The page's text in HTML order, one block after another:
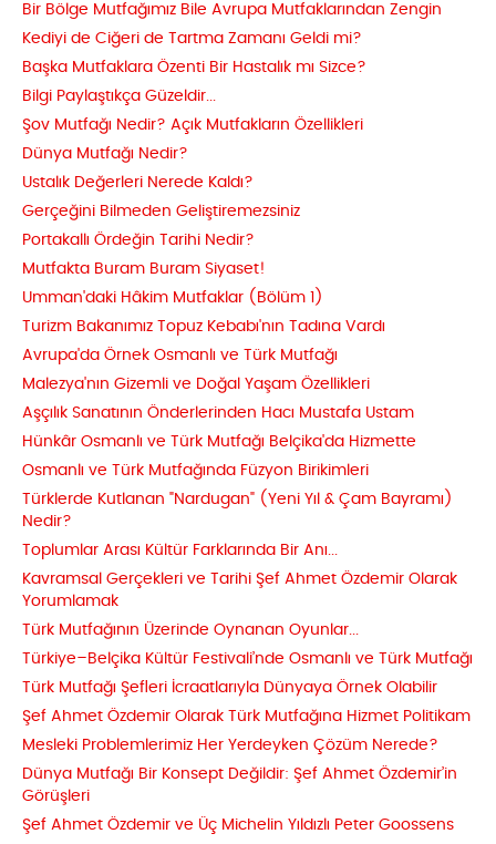
Bir Bölge Mutfağımız Bile Avrupa Mutfaklarından Zengin
Kediyi de Ciğeri de Tartma Zamanı Geldi mi?
Başka Mutfaklara Özenti Bir Hastalık mı Sizce?
Bilgi Paylaştıkça Güzeldir...
Şov Mutfağı Nedir? Açık Mutfakların Özellikleri
Dünya Mutfağı Nedir?
Ustalık Değerleri Nerede Kaldı?
Gerçeğini Bilmeden Geliştiremezsiniz
Portakallı Ördeğin Tarihi Nedir?
Mutfakta Buram Buram Siyaset!
Umman'daki Hâkim Mutfaklar (Bölüm 1)
Turizm Bakanımız Topuz Kebabı'nın Tadına Vardı
Avrupa'da Örnek Osmanlı ve Türk Mutfağı
Malezya'nın Gizemli ve Doğal Yaşam Özellikleri
Aşçılık Sanatının Önderlerinden Hacı Mustafa Ustam
Hünkâr Osmanlı ve Türk Mutfağı Belçika'da Hizmette
Osmanlı ve Türk Mutfağında Füzyon Birikimleri
Türklerde Kutlanan "Nardugan" (Yeni Yıl & Çam Bayramı)
Nedir?
Toplumlar Arası Kültür Farklarında Bir Anı...
Kavramsal Gerçekleri ve Tarihi Şef Ahmet Özdemir Olarak
Yorumlamak
Türk Mutfağının Üzerinde Oynanan Oyunlar...
Türkiye–Belçika Kültür Festivali’nde Osmanlı ve Türk Mutfağı
Türk Mutfağı Şefleri İcraatlarıyla Dünyaya Örnek Olabilir
Şef Ahmet Özdemir Olarak Türk Mutfağına Hizmet Politikam
Mesleki Problemlerimiz Her Yerdeyken Çözüm Nerede?
Dünya Mutfağı Bir Konsept Değildir: Şef Ahmet Özdemir’in
Görüşleri
Şef Ahmet Özdemir ve Üç Michelin Yıldızlı Peter Goossens